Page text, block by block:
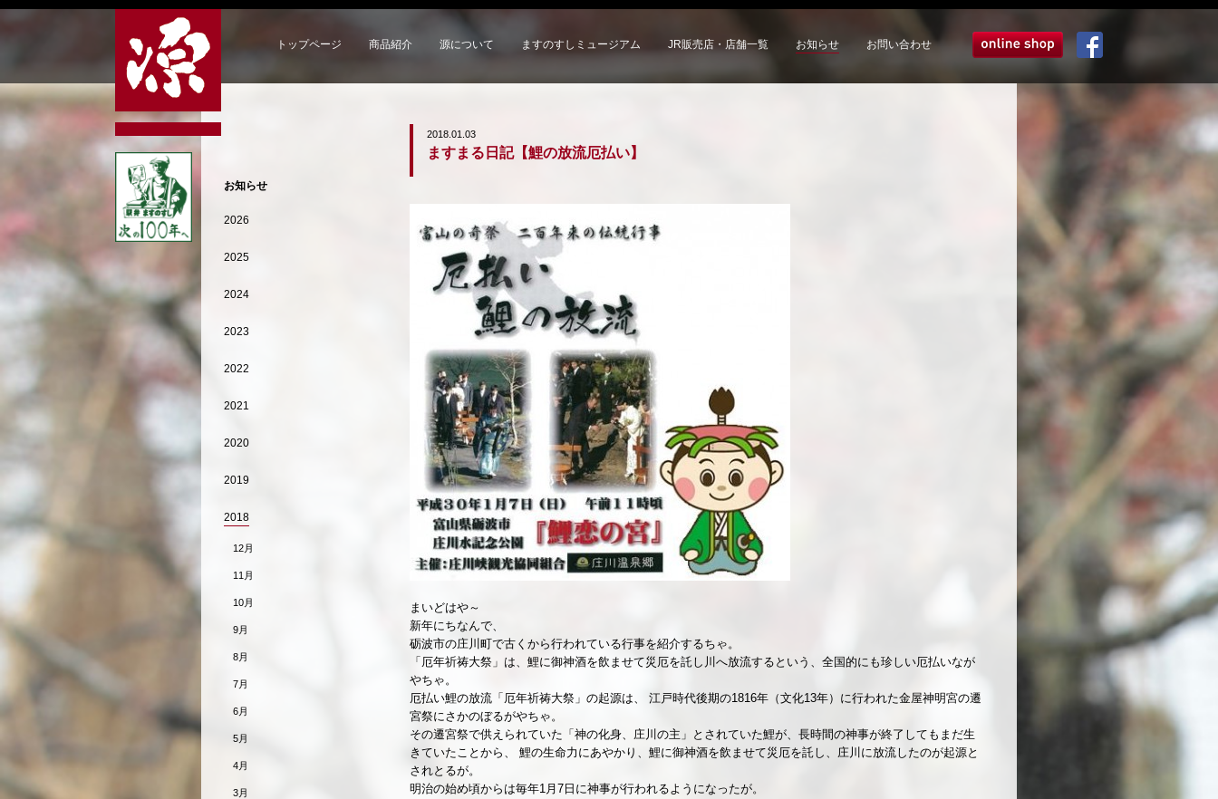
トップページ 商品紹介 源について ますのすしミュージアム JR販売店・店舗一覧 お知らせ お問い合わせ オンラインショップ
2018.01.03
ますまる日記【鯉の放流厄払い】
まいどはや～
新年にちなんで、
砺波市の庄川町で古くから行われている行事を紹介するちゃ。
「厄年祈祷大祭」は、鯉に御神酒を飲ませて災厄を託し川へ放流するという、全国的にも珍しい厄払いなが
やちゃ。
厄払い鯉の放流「厄年祈祷大祭」の起源は、 江戸時代後期の1816年（文化13年）に行われた金屋神明宮の遷
宮祭にさかのぼるがやちゃ。
その遷宮祭で供えられていた「神の化身、庄川の主」とされていた鯉が、長時間の神事が終了してもまだ生
きていたことから、 鯉の生命力にあやかり、鯉に御神酒を飲ませて災厄を託し、庄川に放流したのが起源と
されとるが。
明治の始め頃からは毎年1月7日に神事が行われるようになったが。
お知らせ
2026
2025
2024
2023
2022
2021
2020
2019
2018
12月
11月
10月
9月
8月
7月
6月
5月
4月
3月